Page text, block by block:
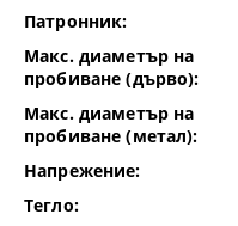
Патронник:
Макс. диаметър на
пробиване (дърво):
Макс. диаметър на
пробиване (метал):
Напрежение:
Тегло: